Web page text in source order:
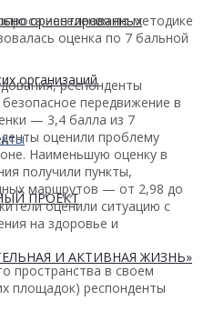
ориентированных
организаций
ПРОЕКТ
И АКТИВНАЯ ЖИЗНЬ»
населения по методике
оценка по 7 бальной
респонденты
передвижение в
— 3,4 балла из 7
оценили проблему
Наименьшую оценку в
получили пункты,
маршрутов — от 2,98 до
оценили ситуацию с
на здоровье и
пространства в своем
площадок) респонденты